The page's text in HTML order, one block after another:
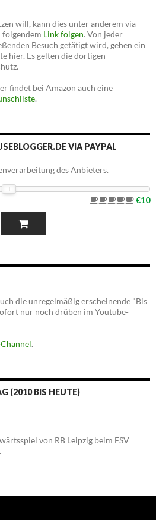
will, kann dies unter anderem via
folgendem Link folgen. Von jeder
Besuch getätigt wird, gehen ein
hier. Es gelten die dortigen
findet bei Amazon auch eine
.
VIA PAYPAL
des Anbieters.
€10
die unregelmäßig erscheinende "Bis
nur noch drüben im Youtube-
.
(2010 BIS HEUTE)
von RB Leipzig beim FSV